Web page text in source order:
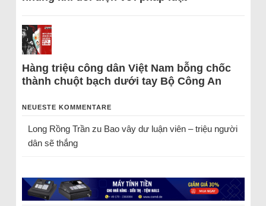
Hàng triệu công dân Việt Nam bỗng chốc
thành chuột bạch dưới tay Bộ Công An
NEUESTE KOMMENTARE
Long Rồng Trầnzu Bao vây dư luận viên – triệu người
dân sẽ thắng